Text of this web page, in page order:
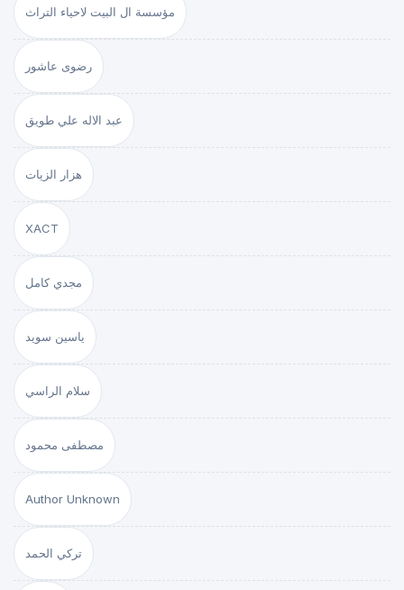
مؤسسة ال البيت لاحياء التراث
رضوى عاشور
عبد الاله علي طويق
هزار الزيات
XACT
مجدي كامل
ياسين سويد
سلام الراسي
مصطفى محمود
Author Unknown
تركي الحمد